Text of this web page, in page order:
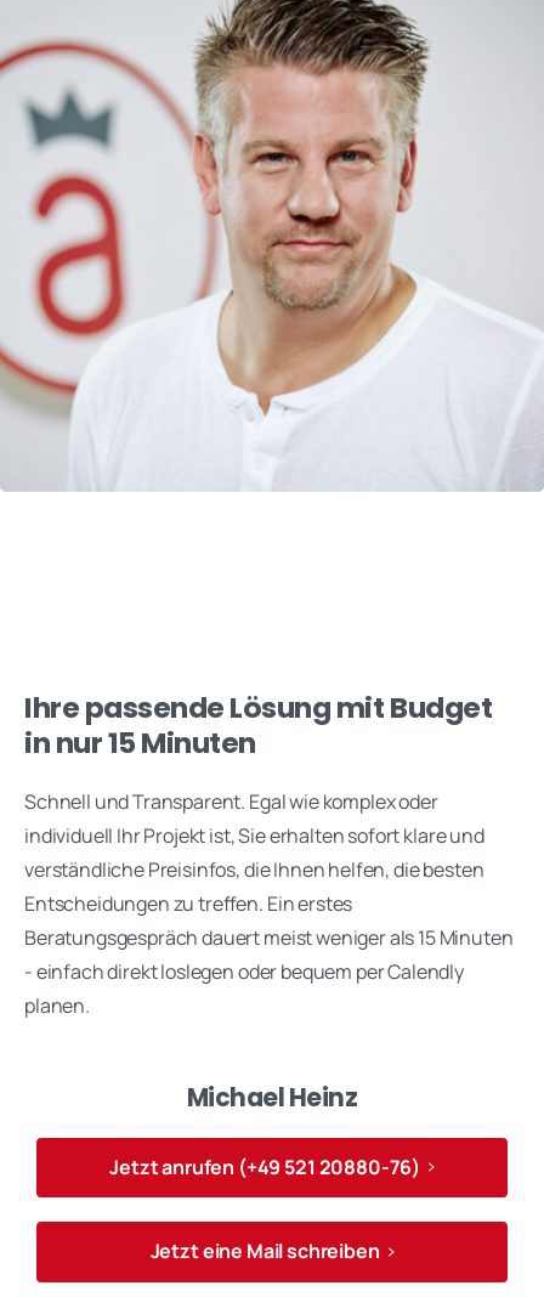
Ihre passende Lösung mit Budget
in nur 15 Minuten
Schnell und Transparent. Egal wie komplex oder
individuell Ihr Projekt ist, Sie erhalten sofort klare und
verständliche Preisinfos, die Ihnen helfen, die besten
Entscheidungen zu treffen. Ein erstes
Beratungsgespräch dauert meist weniger als 15 Minuten
- einfach direkt loslegen oder bequem per Calendly
planen.
Michael Heinz
Jetzt anrufen (+49 521 20880-76)
Jetzt eine Mail schreiben